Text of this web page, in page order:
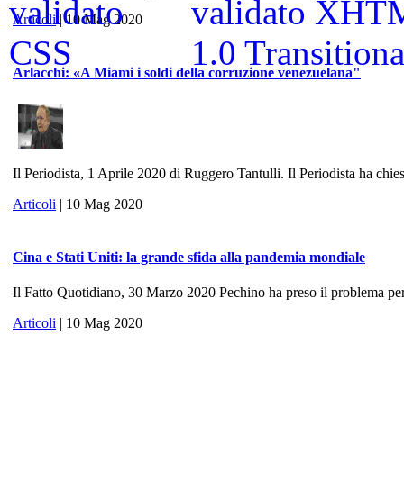
Articoli| 10 Mag 2020
Arlacchi: «A Miami i soldi della corruzione venezuelana"
Il Periodista, 1 Aprile 2020 di Ruggero Tantulli. Il Periodista ha
Articoli | 10 Mag 2020
Cina e Stati Uniti: la grande sfida alla pandemia mondiale
Il Fatto Quotidiano, 30 Marzo 2020 Pechino ha preso il problema
Articoli | 10 Mag 2020